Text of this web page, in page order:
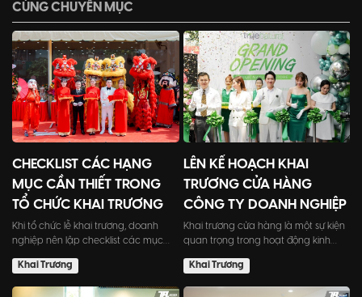
CÙNG CHUYÊN MỤC
CHECKLIST CÁC HẠNG
MỤC CẦN THIẾT TRONG
TỔ CHỨC KHAI TRƯƠNG
Khi tổ chức lễ khai trương, doanh
nghiệp nên lập checklist các mục
Khai Trương
LÊN KẾ HOẠCH KHAI
TRƯƠNG CỬA HÀNG
CÔNG TY DOANH NGHIỆP
Khai trương cửa hàng là một sự kiện
quan trọng trong hoạt động kinh
Khai Trương